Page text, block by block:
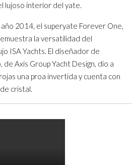
lujoso interior del yate.
2014, el superyate Forever One,
la versatilidad del
ISA Yachts. El diseñador de
Axis Group Yacht Design, dio a
una proa invertida y cuenta con
cristal.